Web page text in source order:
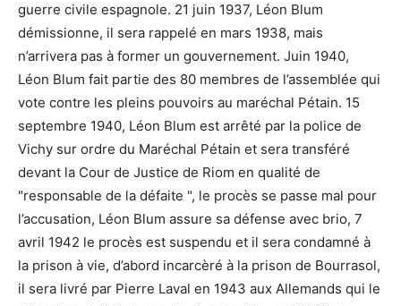
guerre civile espagnole. 21 juin 1937, Léon Blum
démissionne, il sera rappelé en mars 1938, mais
n’arrivera pas à former un gouvernement. Juin 1940,
Léon Blum fait partie des 80 membres de l’assemblée qui
vote contre les pleins pouvoirs au maréchal Pétain. 15
septembre 1940, Léon Blum est arrêté par la police de
Vichy sur ordre du Maréchal Pétain et sera transféré
devant la Cour de Justice de Riom en qualité de
"responsable de la défaite ", le procès se passe mal pour
l’accusation, Léon Blum assure sa défense avec brio, 7
avril 1942 le procès est suspendu et il sera condamné à
la prison à vie, d’abord incarcèré à la prison de Bourrasol,
il sera livré par Pierre Laval en 1943 aux Allemands qui le